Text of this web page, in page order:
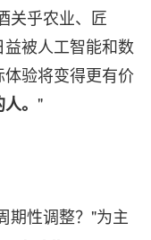
关乎农业、匠
被人工智能和数
验将变得更有价
。 "
期性调整？"为主